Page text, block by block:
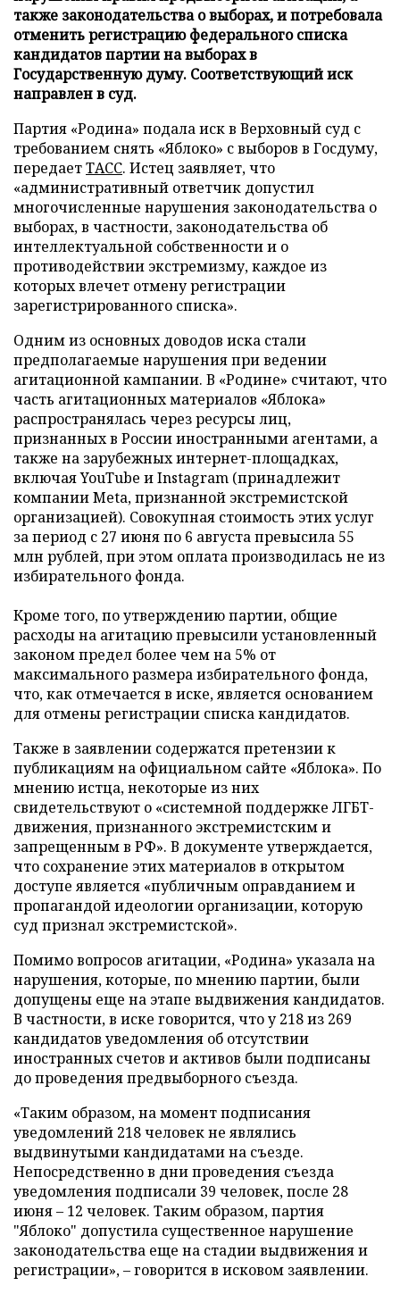
также законодательства о выборах, и потребовала
отменить регистрацию федерального списка
кандидатов партии на выборах в
Государственную думу. Соответствующий иск
направлен в суд.
Партия «Родина» подала иск в Верховный суд с
требованием снять «Яблоко» с выборов в Госдуму,
передаетТАСС. Истец заявляет, что
«административный ответчик допустил
многочисленные нарушения законодательства о
выборах, в частности, законодательства об
интеллектуальной собственности и о
противодействии экстремизму, каждое из
которых влечет отмену регистрации
зарегистрированного списка».
Одним из основных доводов иска стали
предполагаемые нарушения при ведении
агитационной кампании. В «Родине» считают, что
часть агитационных материалов «Яблока»
распространялась через ресурсы лиц,
признанных в России иностранными агентами, а
также на зарубежных интернет-площадках,
включая YouTube и Instagram (принадлежит
компании Meta, признанной экстремистской
организацией). Совокупная стоимость этих услуг
за период с 27 июня по 6 августа превысила 55
млн рублей, при этом оплата производилась не из
избирательного фонда.
Кроме того, по утверждению партии, общие
расходы на агитацию превысили установленный
законом предел более чем на 5% от
максимального размера избирательного фонда,
что, как отмечается в иске, является основанием
для отмены регистрации списка кандидатов.
Также в заявлении содержатся претензии к
публикациям на официальном сайте «Яблока». По
мнению истца, некоторые из них
свидетельствуют о «системной поддержке ЛГБТ-
движения, признанного экстремистским и
запрещенным в РФ». В документе утверждается,
что сохранение этих материалов в открытом
доступе является «публичным оправданием и
пропагандой идеологии организации, которую
суд признал экстремистской».
Помимо вопросов агитации, «Родина» указала на
нарушения, которые, по мнению партии, были
допущены еще на этапе выдвижения кандидатов.
В частности, в иске говорится, что у 218 из 269
кандидатов уведомления об отсутствии
иностранных счетов и активов были подписаны
до проведения предвыборного съезда.
«Таким образом, на момент подписания
уведомлений 218 человек не являлись
выдвинутыми кандидатами на съезде.
Непосредственно в дни проведения съезда
уведомления подписали 39 человек, после 28
июня – 12 человек. Таким образом, партия
"Яблоко" допустила существенное нарушение
законодательства еще на стадии выдвижения и
регистрации», – говорится в исковом заявлении.